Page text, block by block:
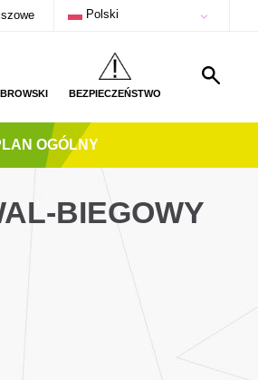
Polski
BEZPIECZEŃSTWO
OGÓLNY
BIEGOWY